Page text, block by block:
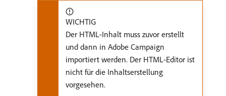
WICHTIG
Der HTML-Inhalt muss zuvor erstellt
und dann in Adobe Campaign
importiert werden. Der HTML-Editor ist
nicht für die Inhaltserstellung
vorgesehen.